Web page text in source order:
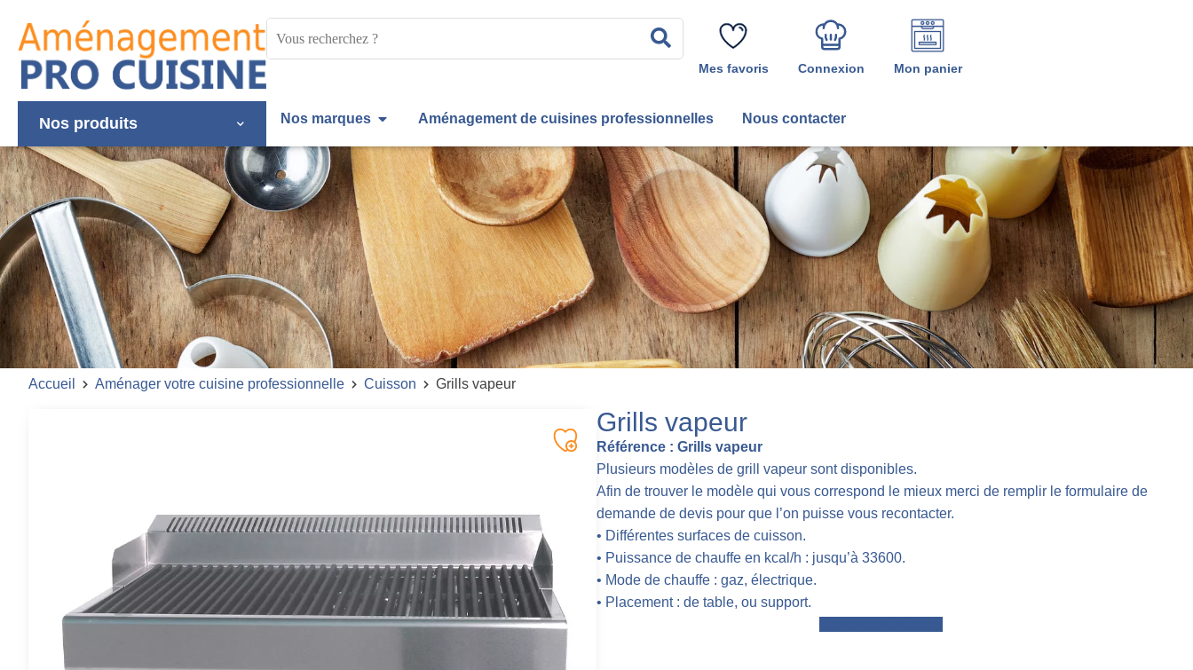
Rechercher
Mes favoris Connexion Mon panier
Nos produits Nos marques Aménagement de cuisines professionnelles Nous contacter
Accueil Aménager votre cuisine professionnelle Cuisson Grills vapeur
Grills vapeur
Référence : Grills vapeur
Plusieurs modèles de grill vapeur sont disponibles.
Afin de trouver le modèle qui vous correspond le mieux merci de remplir le formulaire de
demande de devis pour que l’on puisse vous recontacter.
• Différentes surfaces de cuisson.
• Puissance de chauffe en kcal/h : jusqu’à 33600.
• Mode de chauffe : gaz, électrique.
• Placement : de table, ou support.